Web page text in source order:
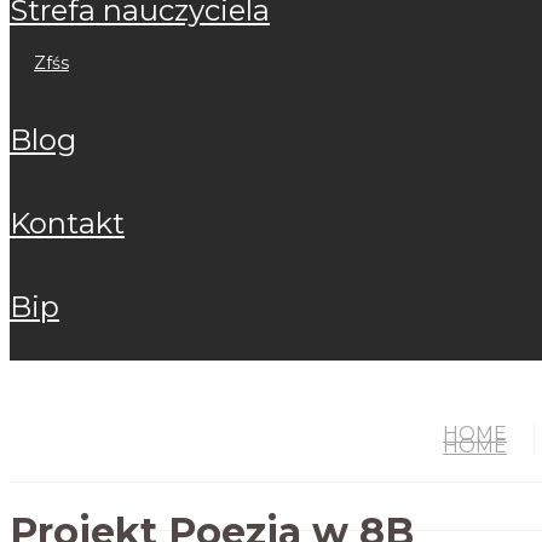
strefa nauczyciela
zfśs
blog
kontakt
bip
HOME
HOME
Projekt Poezja w 8B